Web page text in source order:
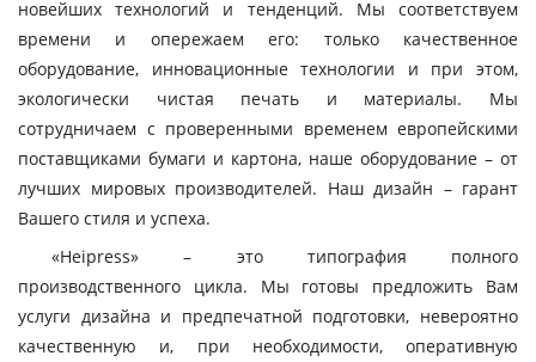
новейших технологий и тенденций. Мы соответствуем
времени и опережаем его: только качественное
оборудование, инновационные технологии и при этом,
экологически чистая печать и материалы. Мы
сотрудничаем с проверенными временем европейскими
поставщиками бумаги и картона, наше оборудование – от
лучших мировых производителей. Наш дизайн – гарант
Вашего стиля и успеха.
«Heipress» – это типография полного
производственного цикла. Мы готовы предложить Вам
услуги дизайна и предпечатной подготовки, невероятно
качественную и, при необходимости, оперативную